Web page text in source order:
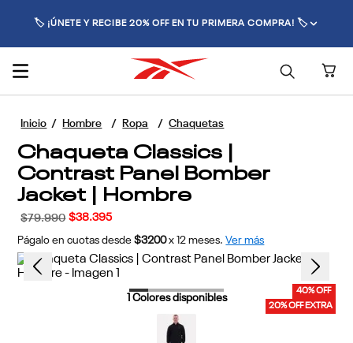
🚚 ENVÍO GRATIS POR COMPRAS SUPERIORES A $70.000 🚚
Hombre Ropa Chaquetas
Chaqueta Classics |
Contrast Panel Bomber
Jacket | Hombre
$79.990 $38.395
Págalo en cuotas desde $3200 x 12 meses. Ver más
40% OFF
20% OFF EXTRA
Colores disponibles